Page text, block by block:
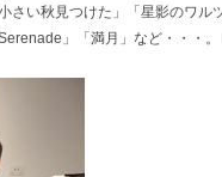
い秋見つけた」「星影のワル
」「満月」など・・・。